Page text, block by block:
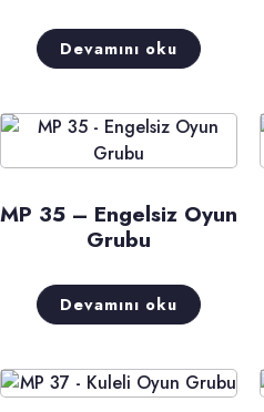
Devamını oku
MP 35 – Engelsiz Oyun
Grubu
Devamını oku